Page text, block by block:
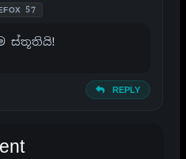
57
ස්තූතියි!
REPLY